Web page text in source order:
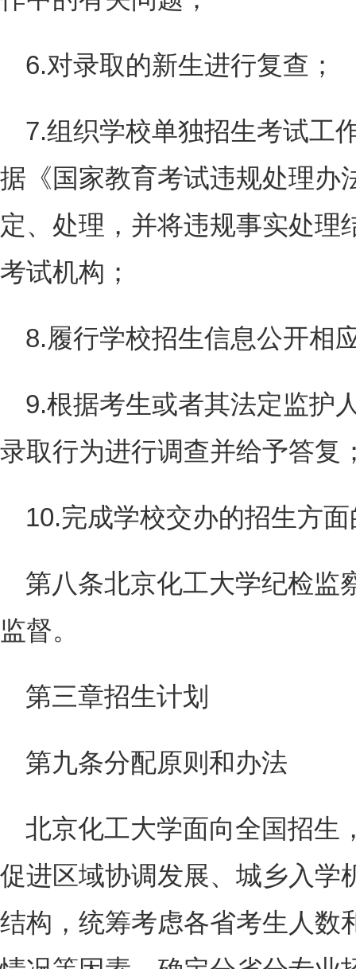
6.对录取的新生进行复查；
7.组织学校单独招生考试工
据《国家教育考试违规处理办
定、处理，并将违规事实处理
考试机构；
8.履行学校招生信息公开相
9.根据考生或者其法定监护
录取行为进行调查并给予答复
10.完成学校交办的招生方
第八条北京化工大学纪检监
监督。
第三章招生计划
第九条分配原则和办法
北京化工大学面向全国招生
促进区域协调发展、城乡入学
结构，统筹考虑各省考生人数